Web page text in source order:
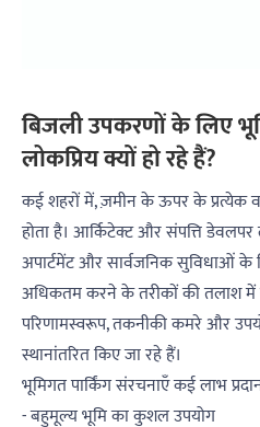
बिजली उपकरणों के लिए
लोकप्रिय क्यों हो रहे हैं?
कई शहरों में, ज़मीन के ऊपर के प्रत्येक
होता है। आर्किटेक्ट और संपत्ति डेवलपर
अपार्टमेंट और सार्वजनिक सुविधाओं के
अधिकतम करने के तरीकों की तलाश में
परिणामस्वरूप, तकनीकी कमरे और
स्थानांतरित किए जा रहे हैं।
भूमिगत पार्किंग संरचनाएँ कई लाभ
- बहुमूल्य भूमि का कुशल उपयोग